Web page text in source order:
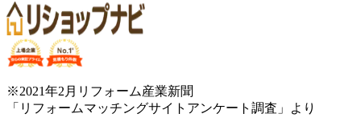
※2021年2月リフォーム産業新聞
「リフォームマッチングサイトアンケート調査」より